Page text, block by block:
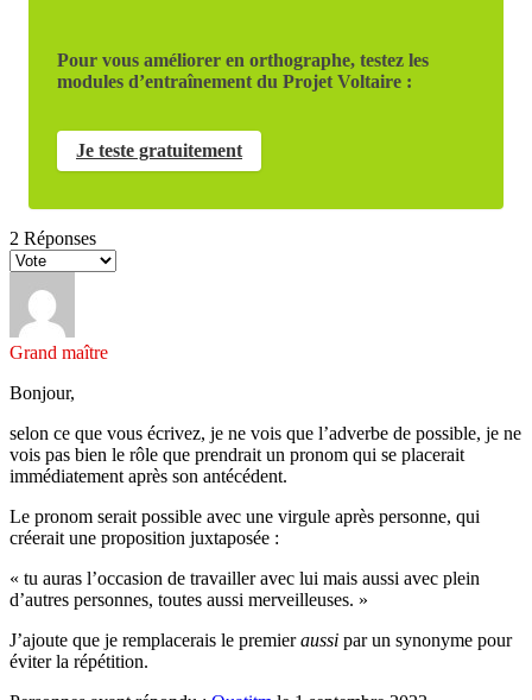
Pour vous améliorer en orthographe, testez les
modules d’entraînement du Projet Voltaire :
Je teste gratuitement
2 Réponses
Grand maître
Bonjour,
selon ce que vous écrivez, je ne vois que l’adverbe de possible, je ne
vois pas bien le rôle que prendrait un pronom qui se placerait
immédiatement après son antécédent.
Le pronom serait possible avec une virgule après personne, qui
créerait une proposition juxtaposée :
« tu auras l’occasion de travailler avec lui mais aussi avec plein
d’autres personnes, toutes aussi merveilleuses. »
J’ajoute que je remplacerais le premieraussi par un synonyme pour
éviter la répétition.